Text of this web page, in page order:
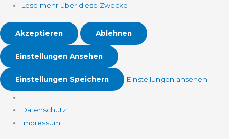
Lese mehr über diese Zwecke
Akzeptieren Ablehnen
Einstellungen Ansehen
Einstellungen Speichern Einstellungen ansehen
Datenschutz
Impressum